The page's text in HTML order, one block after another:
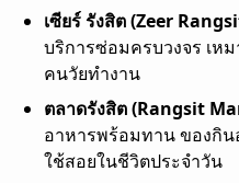
เซียร์ รังสิต (Zeer
บริการซ่อมครบวงจร เห
คนวัยทำงาน
ตลาดรังสิต (Rangsit
อาหารพร้อมทาน ของกิน
ใช้สอยในชีวิตประจำวัน